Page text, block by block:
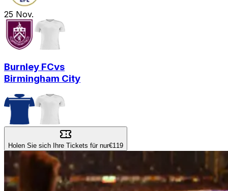
25 Nov.
Burnley FCvs
Birmingham City
Holen Sie sich Ihre Tickets für nur€119